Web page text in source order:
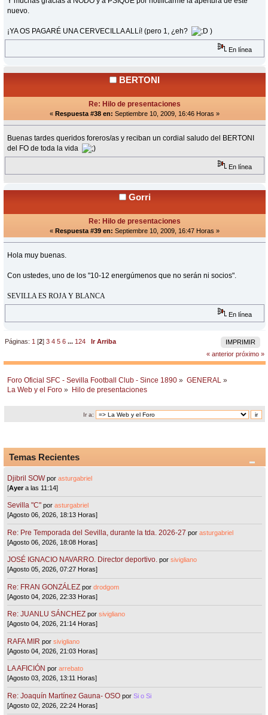
nuevo.
¡YA OS PAGARÉ UNA CERVECILLA ALLí! (pero 1, ¿eh? )
En línea
BERTONI
Re: Hilo de presentaciones
« Respuesta #38 en: Septiembre 10, 2009, 16:46 Horas »
Buenas tardes queridos foreros/as y reciban un cordial saludo del BERTONI
del FO de toda la vida
En línea
Gorri
Re: Hilo de presentaciones
« Respuesta #39 en: Septiembre 10, 2009, 16:47 Horas »
Hola muy buenas.
Con ustedes, uno de los "10-12 energúmenos que no serán ni socios".
SEVILLA ES ROJA Y BLANCA
En línea
IMPRIMIR
Páginas: 1 [2]3 4 5 6 ... 124
Ir Arriba
« anterior próximo »
Foro Oficial SFC - Sevilla Football Club - Since 1890 » GENERAL »
La Web y el Foro » Hilo de presentaciones
Ir a:
Temas Recientes
Djibril SOW porasturgabriel
[Ayera las 11:14]
Sevilla "C"porasturgabriel
[Agosto 06, 2026, 18:13 Horas]
Re: Pre Temporada del Sevilla, durante la tda. 2026-27 porasturgabriel
[Agosto 06, 2026, 18:08 Horas]
JOSÉ IGNACIO NAVARRO. Director deportivo. porsivigliano
[Agosto 05, 2026, 07:27 Horas]
Re: FRAN GONZÁLEZ pordrodgom
[Agosto 04, 2026, 22:33 Horas]
Re: JUANLU SÁNCHEZ porsivigliano
[Agosto 04, 2026, 21:14 Horas]
RAFA MIR porsivigliano
[Agosto 04, 2026, 21:03 Horas]
LA AFICIÓN porarrebato
[Agosto 03, 2026, 13:11 Horas]
Re: Joaquín Martínez Gauna- OSO porSi o Si
[Agosto 02, 2026, 22:24 Horas]